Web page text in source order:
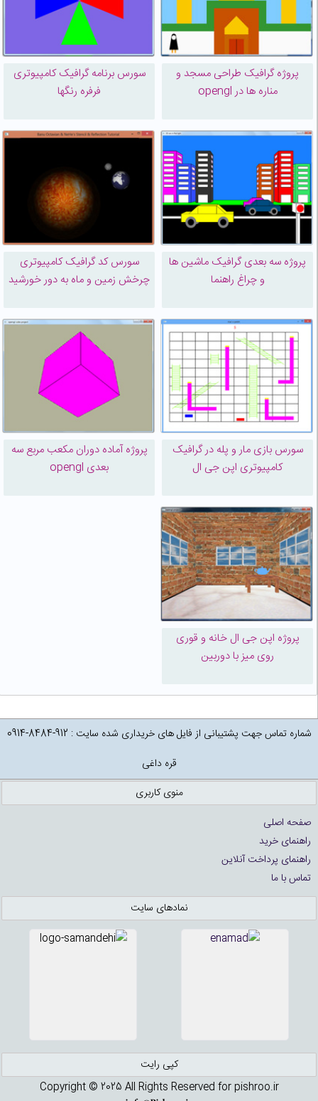
پروژه گرافیک طراحی مسجد و
مناره ها در opengl
سورس برنامه گرافیک کامپیوتری
فرفره رنگها
پروژه سه بعدی گرافیک ماشین ها
و چراغ راهنما
سورس کد گرافیک کامپیوتری
چرخش زمین و ماه به دور خورشید
سورس بازی مار و پله در گرافیک
کامپیوتری اپن جی ال
پروژه آماده دوران مکعب مربع سه
بعدی opengl
پروژه اپن جی ال خانه و قوری
روی میز با دوربین
شماره تماس جهت پشتیبانی از فایل های خریداری شده سایت : 912-8484-0914
قره داغی
منوی کاربری
صفحه اصلی
راهنمای خرید
راهنمای پرداخت آنلاین
تماس با ما
نمادهای سایت
کپی رایت
Copyright © 2025 All Rights Reserved for pishroo.ir